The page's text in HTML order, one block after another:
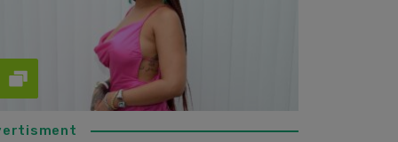
Dua Lipa